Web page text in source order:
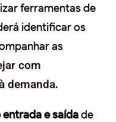
ferramentas de
identificar os
as
com
demanda.
e saídade